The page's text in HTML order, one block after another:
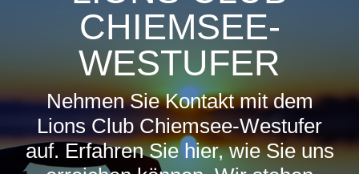
CHIEMSEE-
WESTUFER
Nehmen Sie Kontakt mit dem
Lions Club Chiemsee-Westufer
auf. Erfahren Sie hier, wie Sie uns